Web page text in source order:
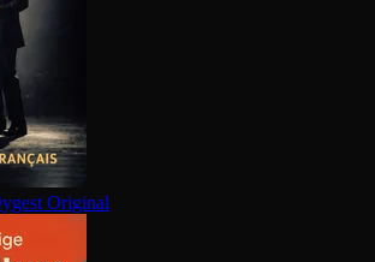
Original